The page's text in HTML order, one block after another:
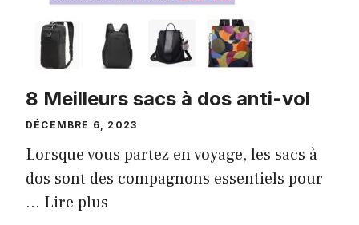
8 Meilleurs sacs à dos anti-vol
DÉCEMBRE 6, 2023
Lorsque vous partez en voyage, les sacs à
dos sont des compagnons essentiels pour
... Lire plus